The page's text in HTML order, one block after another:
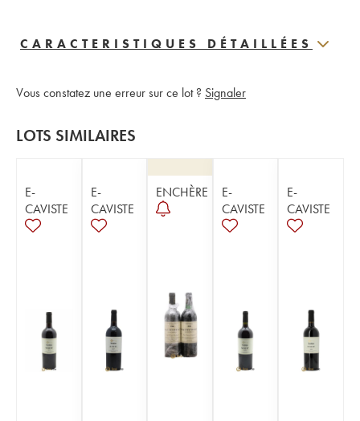
CARACTERISTIQUES DÉTAILLÉES
Vous constatez une erreur sur ce lot ? Signaler
LOTS SIMILAIRES
E-
CAVISTE
E-
CAVISTE
ENCHÈRE
E-
CAVISTE
E-
CAVISTE